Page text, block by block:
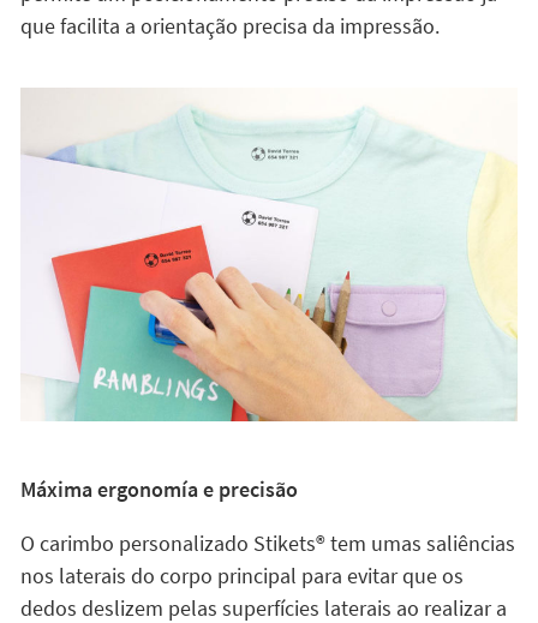
Máxima ergonomía e precisão
O carimbo personalizado Stikets®️ tem umas saliências
nos laterais do corpo principal para evitar que os
impressão. Ao colocar os dedos sobre esta superfície,
conseguimos estes cinco objetivos: (1) garante um
firme controlo do carimbopor parte do utilizador, (2)
evitam-se movimentos bruscos ao aplicar o carimbo e
consequentemente que a impressão fique desfocada